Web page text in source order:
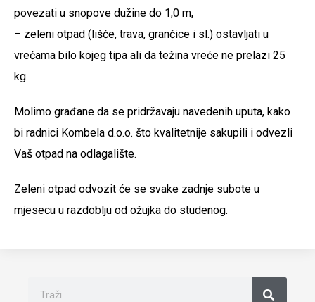
povezati u snopove dužine do 1,0 m,
– zeleni otpad (lišće, trava, grančice i sl.) ostavljati u
vrećama bilo kojeg tipa ali da težina vreće ne prelazi 25
kg.
Molimo građane da se pridržavaju navedenih uputa, kako
bi radnici Kombela d.o.o. što kvalitetnije sakupili i odvezli
Vaš otpad na odlagalište.
Zeleni otpad odvozit će se svake zadnje subote u
mjesecu u razdoblju od ožujka do studenog.